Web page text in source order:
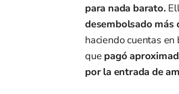
para nada barato.
desembolsado más
haciendo cuentas
que pagó
por la entrada de